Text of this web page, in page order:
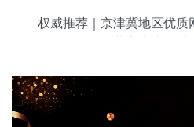
权威推荐｜京津冀地区优质